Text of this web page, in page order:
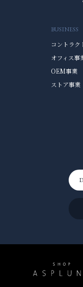
BUSINESS
コントラク
オフィス事
OEM事業
ストア事業